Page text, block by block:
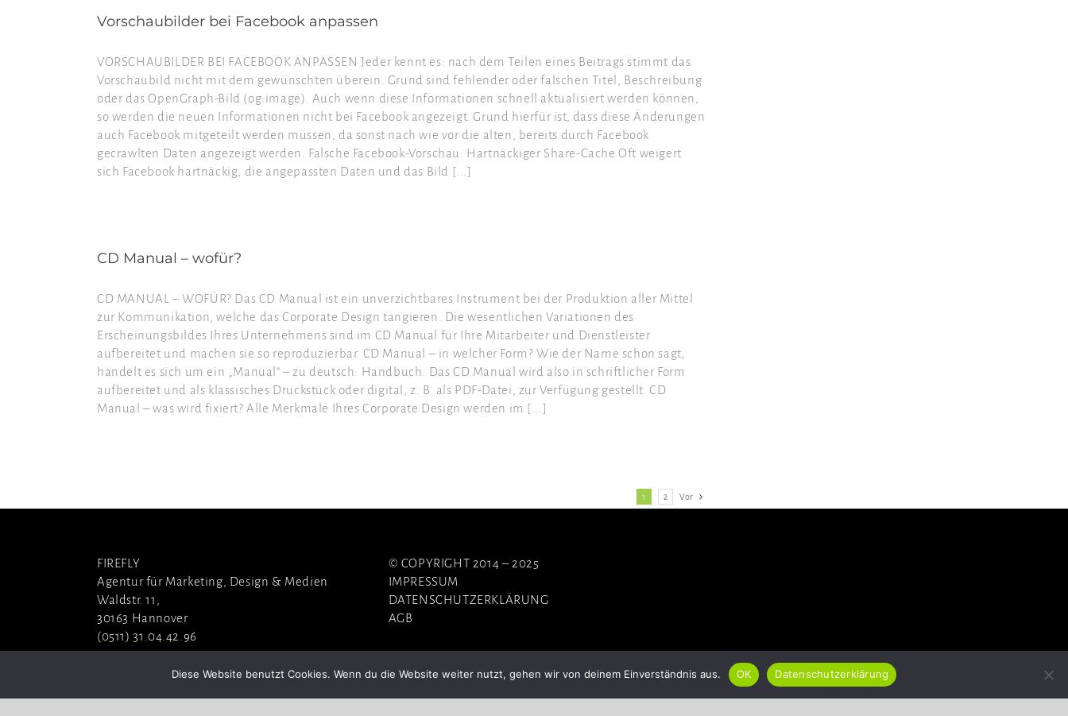
Vorschaubilder bei Facebook anpassen
VORSCHAUBILDER BEI FACEBOOK ANPASSEN Jeder kennt es: nach dem Teilen eines Beitrags stimmt das
Vorschaubild nicht mit dem gewünschten überein. Grund sind fehlender oder falschen Titel, Beschreibung
oder das OpenGraph-Bild (og:image). Auch wenn diese Informationen schnell aktualisiert werden können,
so werden die neuen Informationen nicht bei Facebook angezeigt. Grund hierfür ist, dass diese Änderungen
auch Facebook mitgeteilt werden müssen, da sonst nach wie vor die alten, bereits durch Facebook
gecrawlten Daten angezeigt werden. Falsche Facebook-Vorschau: Hartnäckiger Share-Cache Oft weigert
sich Facebook hartnäckig, die angepassten Daten und das Bild [...]
CD Manual – wofür?
CD MANUAL – WOFÜR? Das CD Manual ist ein unverzichtbares Instrument bei der Produktion aller Mittel
zur Kommunikation, welche das Corporate Design tangieren. Die wesentlichen Variationen des
Erscheinungsbildes Ihres Unternehmens sind im CD Manual für Ihre Mitarbeiter und Dienstleister
aufbereitet und machen sie so reproduzierbar. CD Manual – in welcher Form? Wie der Name schon sagt,
handelt es sich um ein „Manual“ – zu deutsch: Handbuch. Das CD Manual wird also in schriftlicher Form
aufbereitet und als klassisches Druckstück oder digital, z. B. als PDF-Datei, zur Verfügung gestellt. CD
Manual – was wird fixiert? Alle Merkmale Ihres Corporate Design werden im [...]
1 2 Vor
FIREFLY
Agentur für Marketing, Design & Medien
Waldstr. 11,
30163 Hannover
(0511) 31.04.42.96
© COPYRIGHT 2014 – 2025
IMPRESSUM
DATENSCHUTZERKLÄRUNG
AGB
Diese Website benutzt Cookies. Wenn du die Website weiter nutzt, gehen wir von deinem Einverständnis aus. OK Datenschutzerklärung